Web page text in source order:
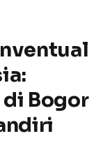
Bogor